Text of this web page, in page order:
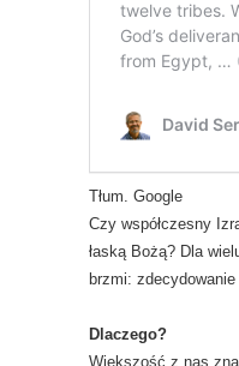
Tłum. Google
Czy współczesny
łaską Bożą? Dla
brzmi:
Dlaczego?
Większość z nas